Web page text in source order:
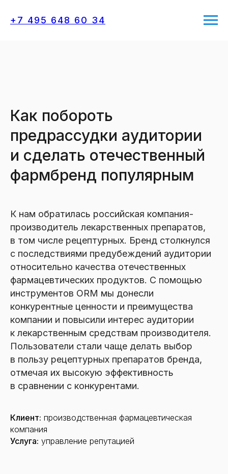
+7 495 648 60 34
Как побороть
предрассудки аудитории
и сделать отечественный
фармбренд популярным
К нам обратилась российская компания-
производитель лекарственных препаратов,
в том числе рецептурных. Бренд столкнулся
с последствиями предубеждений аудитории
относительно качества отечественных
фармацевтических продуктов. С помощью
инструментов ORM мы донесли
конкурентные ценности и преимущества
компании и повысили интерес аудитории
к лекарственным средствам производителя.
Пользователи стали чаще делать выбор
в пользу рецептурных препаратов бренда,
отмечая их высокую эффективность
в сравнении с конкурентами.
Клиент: производственная фармацевтическая
компания
Услуга: управление репутацией